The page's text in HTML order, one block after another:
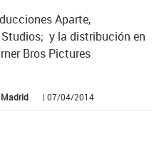
Aparte,
y la distribución en
Bros Pictures
| 07/04/2014